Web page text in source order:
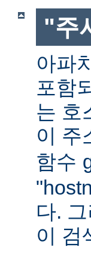
"주
아파
포함
는 호
이 주
함수
다.
이 검